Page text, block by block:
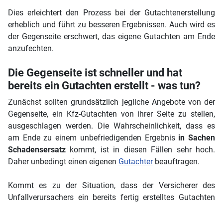
Dies erleichtert den Prozess bei der Gutachtenerstellung
erheblich und führt zu besseren Ergebnissen. Auch wird es
der Gegenseite erschwert, das eigene Gutachten am Ende
anzufechten.
Die Gegenseite ist schneller und hat
bereits ein Gutachten erstellt - was tun?
Zunächst sollten grundsätzlich jegliche Angebote von der
Gegenseite, ein Kfz-Gutachten von ihrer Seite zu stellen,
ausgeschlagen werden. Die Wahrscheinlichkeit, dass es
am Ende zu einem unbefriedigenden Ergebnis in Sachen
Schadensersatz kommt, ist in diesen Fällen sehr hoch.
Daher unbedingt einen eigenen Gutachterbeauftragen.
Kommt es zu der Situation, dass der Versicherer des
Unfallverursachers ein bereits fertig erstelltes Gutachten